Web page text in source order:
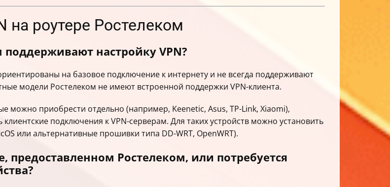
на роутере Ростелеком
настройку VPN?
на базовое подключение к интернету и не всегда поддерживают
модели Ростелеком не имеют встроенной поддержки VPN-клиента.
приобрести отдельно (например, Keenetic, Asus, TP-Link, Xiaomi),
подключения к VPN-серверам. Для таких устройств можно установить
или альтернативные прошивки типа DD-WRT, OpenWRT).
предоставленном Ростелеком, или потребуется